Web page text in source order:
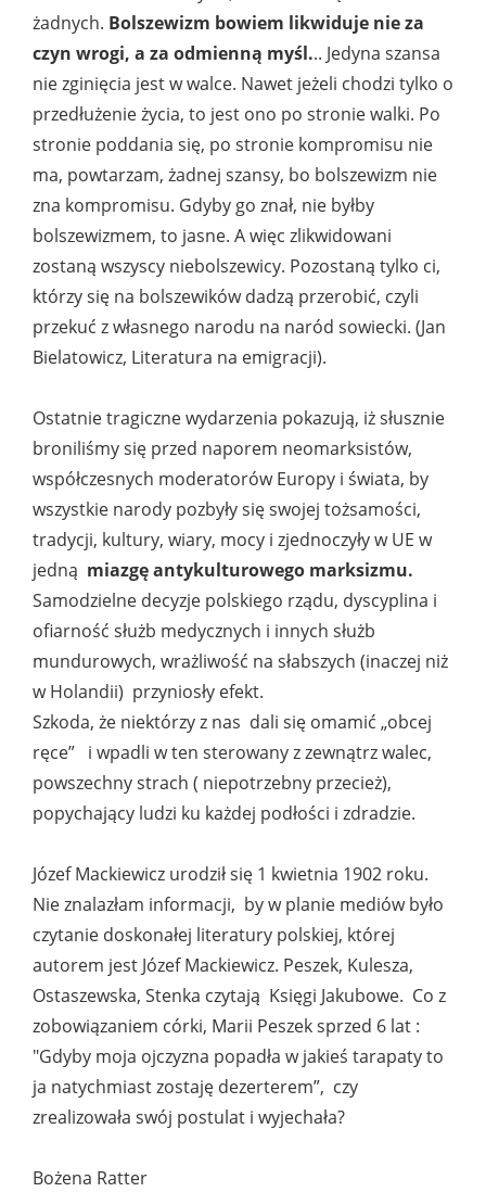
żadnych. Bolszewizm bowiem likwiduje nie za
czyn wrogi, a za odmienną myśl... Jedyna szansa
nie zginięcia jest w walce. Nawet jeżeli chodzi tylko o
przedłużenie życia, to jest ono po stronie walki. Po
stronie poddania się, po stronie kompromisu nie
ma, powtarzam, żadnej szansy, bo bolszewizm nie
zna kompromisu. Gdyby go znał, nie byłby
bolszewizmem, to jasne. A więc zlikwidowani
zostaną wszyscy niebolszewicy. Pozostaną tylko ci,
którzy się na bolszewików dadzą przerobić, czyli
przekuć z własnego narodu na naród sowiecki. (Jan
Bielatowicz, Literatura na emigracji).
Ostatnie tragiczne wydarzenia pokazują, iż słusznie
broniliśmy się przed naporem neomarksistów,
współczesnych moderatorów Europy i świata, by
wszystkie narody pozbyły się swojej tożsamości,
tradycji, kultury, wiary, mocy i zjednoczyły w UE w
jedną miazgę antykulturowego marksizmu.
Samodzielne decyzje polskiego rządu, dyscyplina i
ofiarność służb medycznych i innych służb
mundurowych, wrażliwość na słabszych (inaczej niż
w Holandii) przyniosły efekt.
Szkoda, że niektórzy z nas dali się omamić „obcej
ręce” i wpadli w ten sterowany z zewnątrz walec,
powszechny strach ( niepotrzebny przecież),
popychający ludzi ku każdej podłości i zdradzie.
Józef Mackiewicz urodził się 1 kwietnia 1902 roku.
Nie znalazłam informacji, by w planie mediów było
czytanie doskonałej literatury polskiej, której
autorem jest Józef Mackiewicz. Peszek, Kulesza,
Ostaszewska, Stenka czytają Księgi Jakubowe. Co z
zobowiązaniem córki, Marii Peszek sprzed 6 lat :
"Gdyby moja ojczyzna popadła w jakieś tarapaty to
ja natychmiast zostaję dezerterem”, czy
zrealizowała swój postulat i wyjechała?
Bożena Ratter